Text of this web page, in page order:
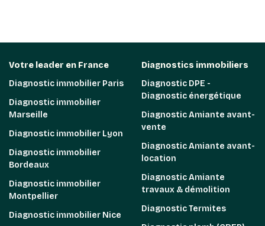
Votre leader en France
Diagnostic immobilier Paris
Diagnostic immobilier
Marseille
Diagnostic immobilier Lyon
Diagnostic immobilier
Bordeaux
Diagnostic immobilier
Montpellier
Diagnostic immobilier Nice
Diagnostics immobiliers
Diagnostic DPE -
Diagnostic énergétique
Diagnostic Amiante avant-
vente
Diagnostic Amiante avant-
location
Diagnostic Amiante
travaux & démolition
Diagnostic Termites